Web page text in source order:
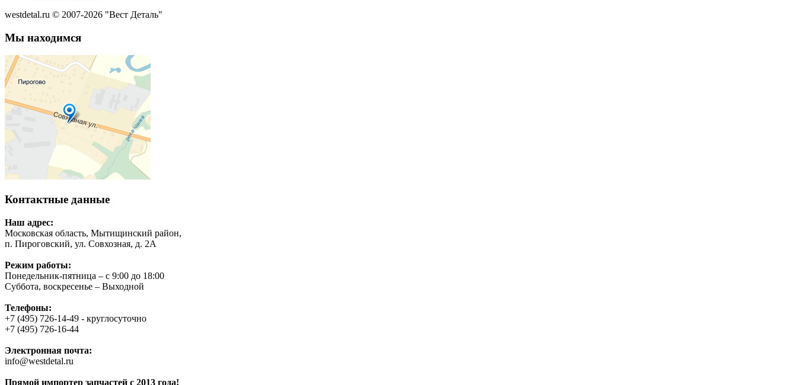
westdetal.ru © 2007-2026 "Вест Деталь"
Мы находимся
Контактные данные
Наш адрес:
Московская область, Мытищинский район,
п. Пироговский, ул. Совхозная, д. 2А
Режим работы:
Понедельник-пятница – с 9:00 до 18:00
Суббота, воскресенье – Выходной
Телефоны:
+7 (495) 726-14-49 - круглосуточно
+7 (495) 726-16-44
Электронная почта:
info@westdetal.ru
Прямой импортер запчастей с 2013 года!